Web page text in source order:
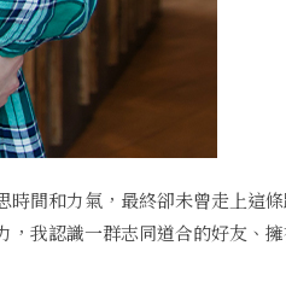
間和力氣，最終卻未曾走上這
我認識一群志同道合的好友、